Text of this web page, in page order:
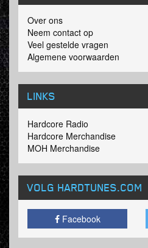
Over ons
Neem contact op
Veel gestelde vragen
Algemene voorwaarden
LINKS
Hardcore Radio
Hardcore Merchandise
MOH Merchandise
VOLG HARDTUNES.COM
Facebook